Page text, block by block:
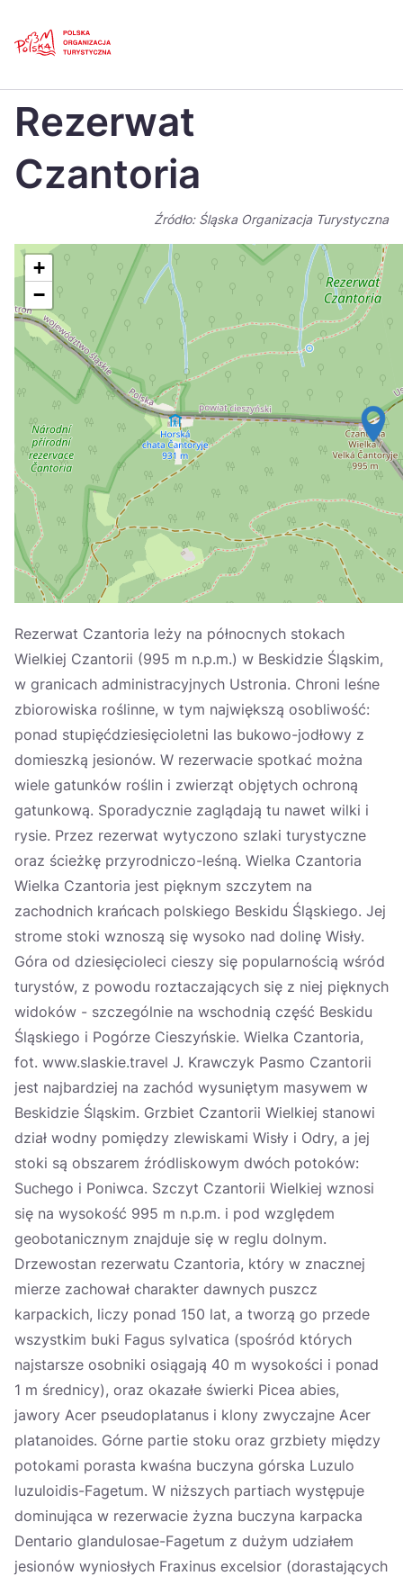
Polski
Dansk
Italiano
Nederlands 日本
Português
Suomi
Україна
Zamknij
Rezerwat
Czantoria
Źródło: Śląska Organizacja Turystyczna
+
−
Rezerwat Czantoria leży na północnych stokach
Wielkiej Czantorii (995 m n.p.m.) w Beskidzie Śląskim,
w granicach administracyjnych Ustronia. Chroni leśne
zbiorowiska roślinne, w tym największą osobliwość:
ponad stupięćdziesięcioletni las bukowo-jodłowy z
domieszką jesionów. W rezerwacie spotkać można
wiele gatunków roślin i zwierząt objętych ochroną
gatunkową. Sporadycznie zaglądają tu nawet wilki i
rysie. Przez rezerwat wytyczono szlaki turystyczne
oraz ścieżkę przyrodniczo-leśną. Wielka Czantoria
Wielka Czantoria jest pięknym szczytem na
zachodnich krańcach polskiego Beskidu Śląskiego. Jej
strome stoki wznoszą się wysoko nad dolinę Wisły.
Góra od dziesięcioleci cieszy się popularnością wśród
turystów, z powodu roztaczających się z niej pięknych
widoków - szczególnie na wschodnią część Beskidu
Śląskiego i Pogórze Cieszyńskie. Wielka Czantoria,
fot. www.slaskie.travel J. Krawczyk Pasmo Czantorii
jest najbardziej na zachód wysuniętym masywem w
Beskidzie Śląskim. Grzbiet Czantorii Wielkiej stanowi
dział wodny pomiędzy zlewiskami Wisły i Odry, a jej
stoki są obszarem źródliskowym dwóch potoków:
Suchego i Poniwca. Szczyt Czantorii Wielkiej wznosi
się na wysokość 995 m n.p.m. i pod względem
geobotanicznym znajduje się w reglu dolnym.
Drzewostan rezerwatu Czantoria, który w znacznej
mierze zachował charakter dawnych puszcz
karpackich, liczy ponad 150 lat, a tworzą go przede
wszystkim buki Fagus sylvatica (spośród których
najstarsze osobniki osiągają 40 m wysokości i ponad
1 m średnicy), oraz okazałe świerki Picea abies,
jawory Acer pseudoplatanus i klony zwyczajne Acer
platanoides. Górne partie stoku oraz grzbiety między
potokami porasta kwaśna buczyna górska Luzulo
luzuloidis-Fagetum. W niższych partiach występuje
dominująca w rezerwacie żyzna buczyna karpacka
Dentario glandulosae-Fagetum z dużym udziałem
jesionów wyniosłych Fraxinus excelsior (dorastających